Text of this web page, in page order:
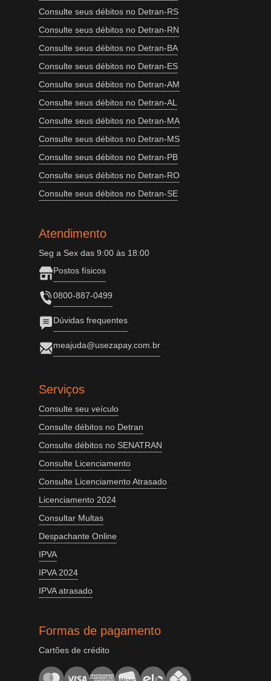
Consulte seus débitos no Detran-RS
Consulte seus débitos no Detran-RN
Consulte seus débitos no Detran-BA
Consulte seus débitos no Detran-ES
Consulte seus débitos no Detran-AM
Consulte seus débitos no Detran-AL
Consulte seus débitos no Detran-MA
Consulte seus débitos no Detran-MS
Consulte seus débitos no Detran-PB
Consulte seus débitos no Detran-RO
Consulte seus débitos no Detran-SE
Atendimento
Seg a Sex das 9:00 às 18:00
Postos físicos
0800-887-0499
Dúvidas frequentes
meajuda@usezapay.com.br
Serviços
Consulte seu veículo
Consulte débitos no Detran
Consulte débitos no SENATRAN
Consulte Licenciamento
Consulte Licenciamento Atrasado
Licenciamento 2024
Consultar Multas
Despachante Online
IPVA
IPVA 2024
IPVA atrasado
Formas de pagamento
Cartões de crédito